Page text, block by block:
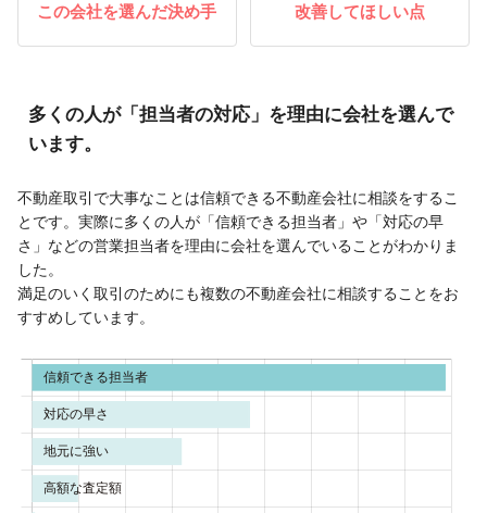
この会社を選んだ決め手 改善してほしい点
多くの人が「担当者の対応」を理由に会社を選んで
います。
不動産取引で大事なことは信頼できる不動産会社に相談をするこ
とです。実際に多くの人が「信頼できる担当者」や「対応の早
さ」などの営業担当者を理由に会社を選んでいることがわかりま
した。
満足のいく取引のためにも複数の不動産会社に相談することをお
すすめしています。